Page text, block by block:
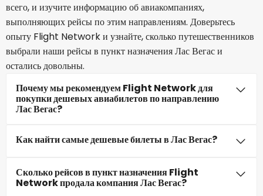
всего, и изучите информацию об авиакомпаниях,
выполняющих рейсы по этим направлениям. Доверьтесь
опыту Flight Network и узнайте, сколько путешественников
выбрали наши рейсы в пункт назначения Лас Вегас и
остались довольны.
Почему мы рекомендуем Flight Network для
покупки дешевых авиабилетов по направлению
Лас Вегас?
Как найти самые дешевые билеты в Лас Вегас?
Сколько рейсов в пункт назначения Flight
Network продала компания Лас Вегас?